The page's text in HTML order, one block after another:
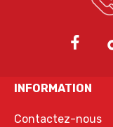
INFORMATION
Contactez-nous